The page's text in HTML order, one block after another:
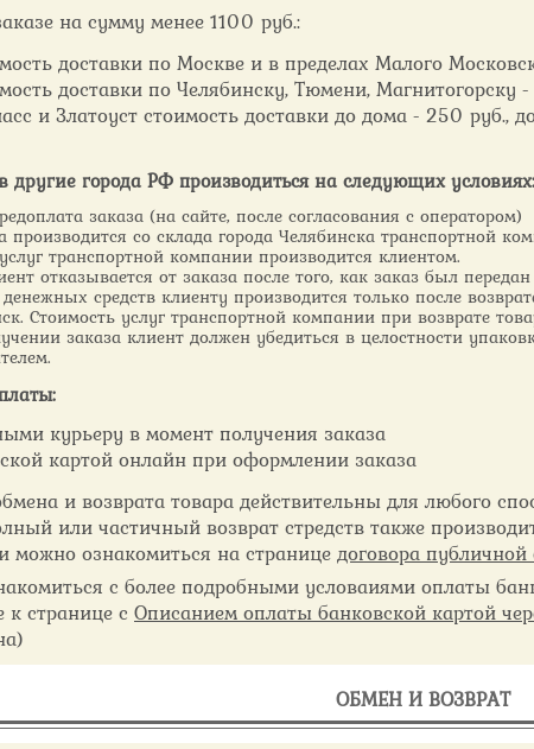
на сумму менее 1100 руб.:
доставки по Москве и в пределах Малого
доставки по Челябинску, Тюмени, Магнитогорску
и Златоуст стоимость доставки до дома - 250 руб.,
другие города РФ производиться на следующих условиях:
заказа (на сайте, после согласования с оператором)
производится со склада города Челябинска транспортной
транспортной компании производится клиентом.
отказывается от заказа после того, как заказ был
денежных средств клиенту производится только после
Стоимость услуг транспортной компании при возврате
заказа клиент должен убедиться в целостности
курьеру в момент получения заказа
картой онлайн при оформлении заказа
и возврата товара действительны для любого
или частичный возврат стредств также
можно ознакомиться на страницедоговора
с более подробными условаиями оплаты
к странице с Описанием оплаты банковской картой
ОБМЕН И ВОЗВРАТ